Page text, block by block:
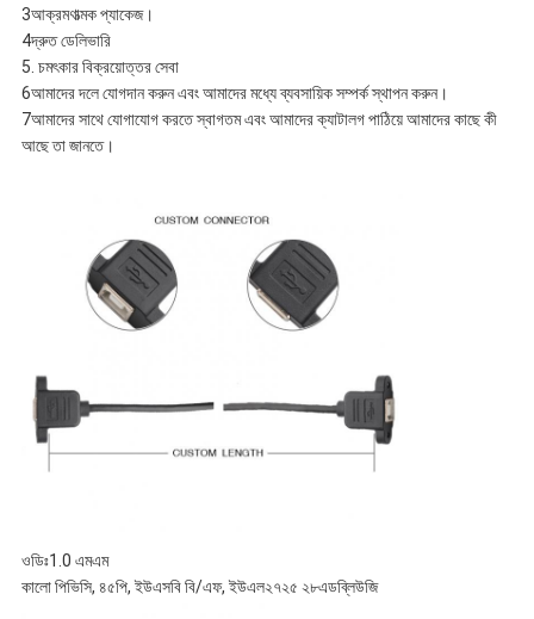
3আক্রমণাত্মক প্যাকেজ।
4দ্রুত ডেলিভারি
5. চমৎকার বিক্রয়োত্তর সেবা
6আমাদের দলে যোগদান করুন এবং আমাদের মধ্যে ব্যবসায়িক সম্পর্ক স্থাপন করুন।
7আমাদের সাথে যোগাযোগ করতে স্বাগতম এবং আমাদের ক্যাটালগ পাঠিয়ে আমাদের কাছে কী
আছে তা জানতে।
ওডিঃ1.0 এমএম
কালো পিভিসি, ৪৫পি, ইউএসবি বি/এফ, ইউএল২৭২৫ ২৮এডব্লিউজি